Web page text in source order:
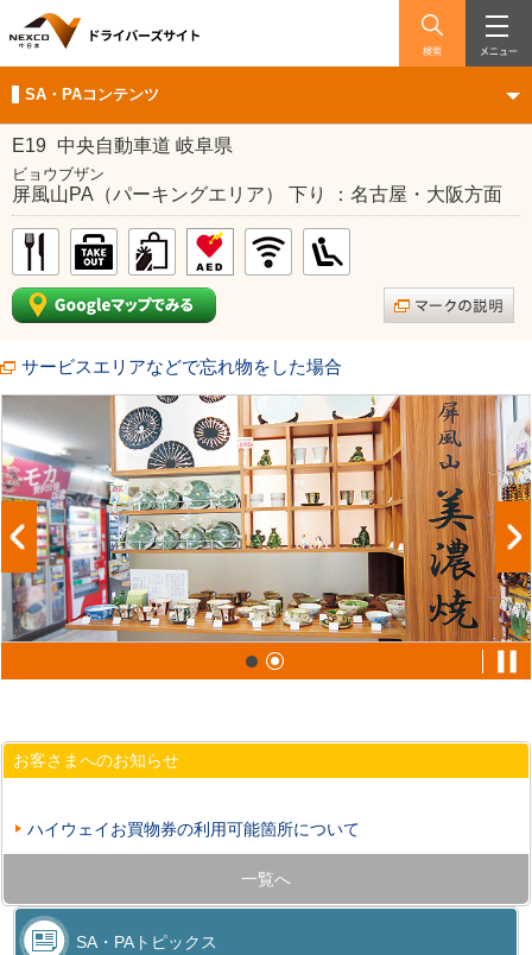
検索 メニュー
SA・PAコンテンツ
E19 中央自動車道 岐阜県
ビョウブザン
屏風山PA（パーキングエリア） 下り ：名古屋・大阪方面
サービスエリアなどで忘れ物をした場合
お客さまへのお知らせ
ハイウェイお買物券の利用可能箇所について
一覧へ
SA・PAトピックス